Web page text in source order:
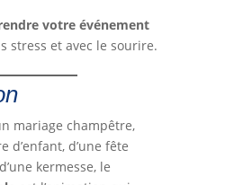
votre événement
stress et avec le sourire.
mariage champêtre,
d’enfant, d’une fête
kermesse, le